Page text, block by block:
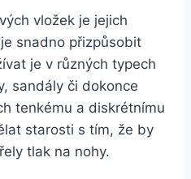
vložek je​ jejich
snadno přizpůsobit
je v různých typech⁣
sandály či‍ dokonce
tenkému a diskrétnímu
starosti⁤ s tím, že by
tlak na⁢ nohy.